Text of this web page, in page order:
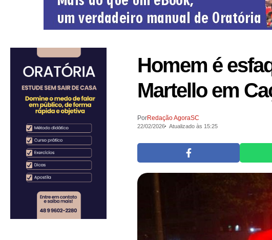
Homem é
Martello em
PorRedação AgoraSC
22/02/2026 Atualizado às 15:25